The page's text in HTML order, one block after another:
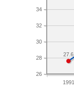
1991
26
28
30
32
34
27.6